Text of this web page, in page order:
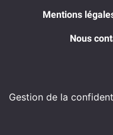
Mentions
Nous
Gestion de la